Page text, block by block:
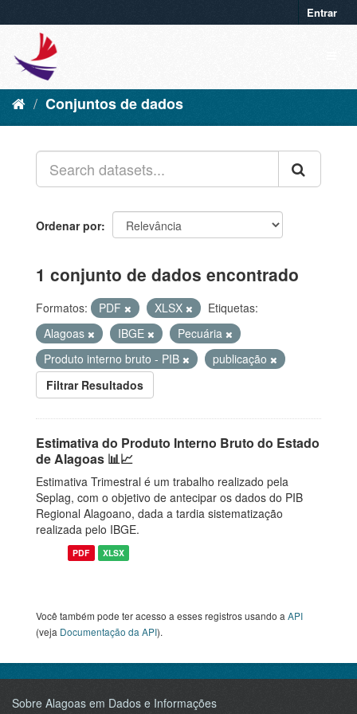
Entrar
Conjuntos de dados
Ordenar por
1 conjunto de dados encontrado
Formatos: PDF XLSX
Etiquetas:
Alagoas
IBGE
Pecuária
Produto interno bruto - PIB
publicação
Filtrar Resultados
Estimativa do Produto Interno Bruto do Estado
de Alagoas 📊📈
Estimativa Trimestral é um trabalho realizado pela
Seplag, com o objetivo de antecipar os dados do PIB
Regional Alagoano, dada a tardia sistematização
realizada pelo IBGE.
PDF XLSX
Você também pode ter acesso a esses registros usando a API
(veja Documentação da API).
Sobre Alagoas em Dados e Informações